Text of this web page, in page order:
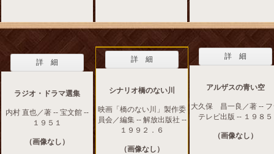
詳 細
ラジオ・ドラマ選集
内村 直也／著 -- 宝文館 --
１９５１
（画像なし）
詳 細
シナリオ橋のない川
映画「橋のない川」製作委
員会／編集 -- 解放出版社 --
１９９２．６
（画像なし）
詳 細
アルザスの青い空
大久保 昌一良／著 -- フ
テレビ出版 -- １９８５
（画像なし）